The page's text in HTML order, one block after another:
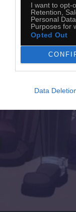
I want to opt-
Retention,
Personal
Purposes for
Opted Out
Data